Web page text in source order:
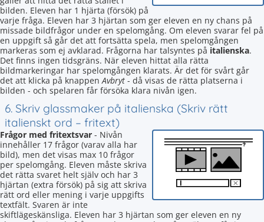
bilden. Eleven har 1 hjärta (försök) på
varje fråga. Eleven har 3 hjärtan som ger eleven en ny chans på
missade bildfrågor under en spelomgång. Om eleven svarar fel på
en uppgift så går det att fortsätta spela, men spelomgången
markeras som ej avklarad. Frågorna har talsyntes på italienska.
Det finns ingen tidsgräns. När eleven hittat alla rätta
bildmarkeringar har spelomgången klarats. Är det för svårt går
det att klicka på knappenAvbryt - då visas de rätta platserna i
bilden - och spelaren får försöka klara nivån igen.
6. Skriv glassmaker på italienska (Skriv rätt
italienskt ord – fritext)
Frågor med fritextsvar - Nivån
innehåller 17 frågor (varav alla har
bild), men det visas max 10 frågor
per spelomgång. Eleven måste skriva
det rätta svaret helt själv och har 3
hjärtan (extra försök) på sig att skriva
rätt ord eller mening i varje uppgifts
textfält. Svaren är inte
skiftlägeskänsliga. Eleven har 3 hjärtan som ger eleven en ny